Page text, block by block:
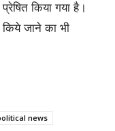
किया गया है।
जाने का भी
news